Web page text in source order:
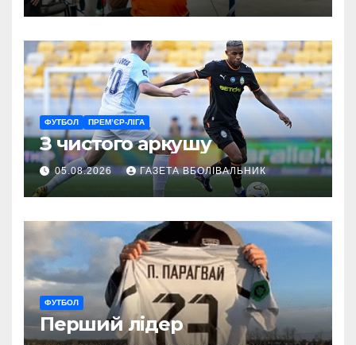
ветеранам
ФУТБОЛ ПРЕМ’ЄР-ЛІГА
З чистого аркушу
05.08.2026 ГАЗЕТА ВБОЛІВАЛЬНИК
ФУТБОЛ
Перший лідер